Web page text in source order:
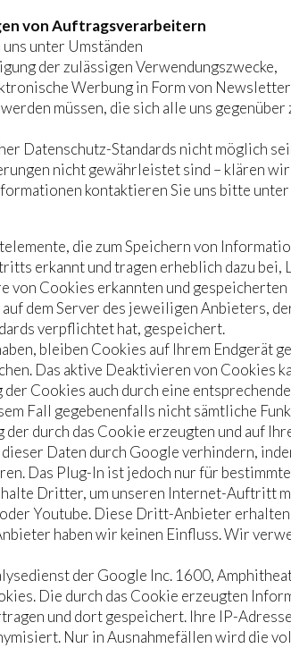
von Auftragsverarbeitern
unter Umständen
der zulässigen Verwendungszwecke,
Werbung in Form von
müssen, die sich alle uns
Datenschutz-Standards nicht möglich
nicht gewährleistet sind – klären
kontaktieren Sie uns bitte unter
die zum Speichern von
erkannt und tragen erheblich dazu
von Cookies erkannten und
dem Server des jeweiligen Anbieters,
verpflichtet hat, gespeichert.
bleiben Cookies auf Ihrem Endgerät
Das aktive Deaktivieren von Cookies
der Cookies auch durch eine
Fall gegebenenfalls nicht sämtliche
durch das Cookie erzeugten und auf
Daten durch Google verhindern,
Das Plug-In ist jedoch nur für
Dritter, um unseren Internet-Auftritt
Youtube. Diese Dritt-Anbieter
haben wir keinen Einfluss. Wir
der Google Inc. 1600,
Die durch das Cookie erzeugten
und dort gespeichert. Ihre IP-
Nur in Ausnahmefällen wird die